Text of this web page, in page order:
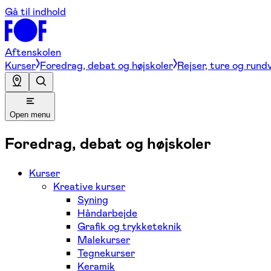
Gå til indhold
Aftenskolen
Kurser Foredrag, debat og højskoler Rejser, ture og
Open menu
Foredrag, debat og højskoler
Kurser
Kreative kurser
Syning
Håndarbejde
Grafik og trykketeknik
Malekurser
Tegnekurser
Keramik